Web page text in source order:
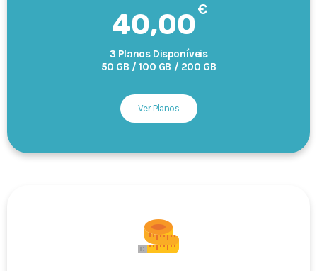
40,00 €
3 Planos Disponíveis
50 GB / 100 GB / 200 GB
Ver Planos